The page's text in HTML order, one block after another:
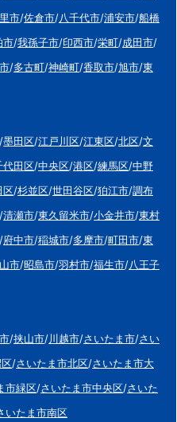
市/佐倉市/八千代市/浦安市/船橋
市/我孫子市/印西市/栄町/成田市/
/多古町/神崎町/香取市/旭市/東
/墨田区/江戸川区/江東区/北区/文
代田区/中央区/港区/練馬区/中野
区/杉並区/世田谷区/狛江市/調布
/清瀬市/東久留米市/小金井市/東村
/府中市/稲城市/多摩市/町田市/東
市/昭島市/羽村市/福生市/八王子
/挟山市/川越市/さいたま市/さい
/さいたま市北区/さいたま市大
市緑区/さいたま市中央区/さいた
いたま市南区